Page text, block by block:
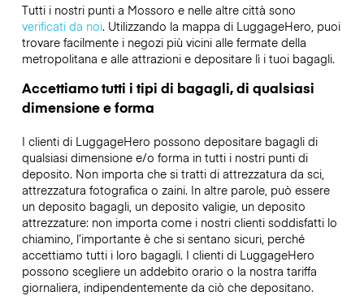
Tutti i nostri punti a Mossoro e nelle altre città sono
verificati da noi. Utilizzando la mappa di LuggageHero, puoi
trovare facilmente i negozi più vicini alle fermate della
metropolitana e alle attrazioni e depositare lì i tuoi bagagli.
Accettiamo tutti i tipi di bagagli, di qualsiasi
dimensione e forma
I clienti di LuggageHero possono depositare bagagli di
qualsiasi dimensione e/o forma in tutti i nostri punti di
deposito. Non importa che si tratti di attrezzatura da sci,
attrezzatura fotografica o zaini. In altre parole, può essere
un deposito bagagli, un deposito valigie, un deposito
attrezzature: non importa come i nostri clienti soddisfatti lo
chiamino, l’importante è che si sentano sicuri, perché
accettiamo tutti i loro bagagli. I clienti di LuggageHero
possono scegliere un addebito orario o la nostra tariffa
giornaliera, indipendentemente da ciò che depositano.